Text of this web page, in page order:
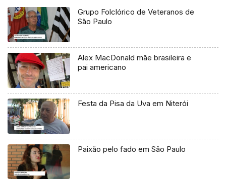
Grupo Folclórico de Veteranos de
São Paulo
Alex MacDonald mãe brasileira e
pai americano
Festa da Pisa da Uva em Niterói
Paixão pelo fado em São Paulo